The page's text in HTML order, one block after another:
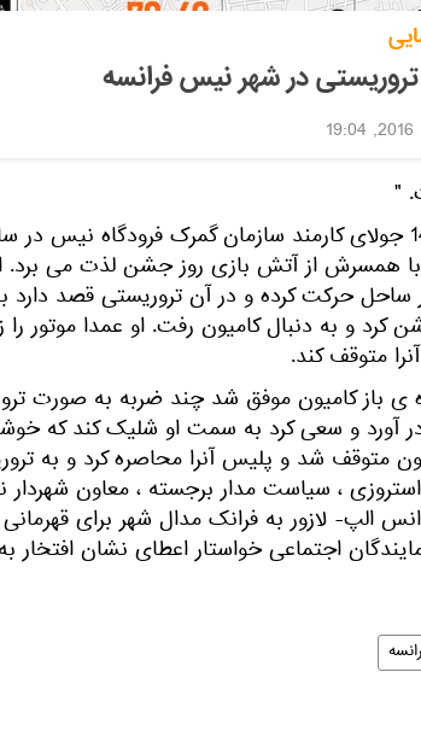
در شهر نیس فرانسه
"
عصر روز 14 جولای کارمند سازمان گمرک فرودگاه
همسرش از آتش بازی روز جشن لذت می برد.
ساحل حرکت کرده و در آن تروریستی قصد دارد
کرد و به دنبال کامیون رفت. او عمدا موتور
متوقف کند.
ی باز کامیون موفق شد چند ضربه به صورت
آورد و سعی کرد به سمت او شلیک کند که
متوقف شد و پلیس آنرا محاصره کرد و به
، سیاست مدار برجسته ، معاون
الپ- لازور به فرانک مدال شهر برای
اجتماعی خواستار اعطای نشان افتخار